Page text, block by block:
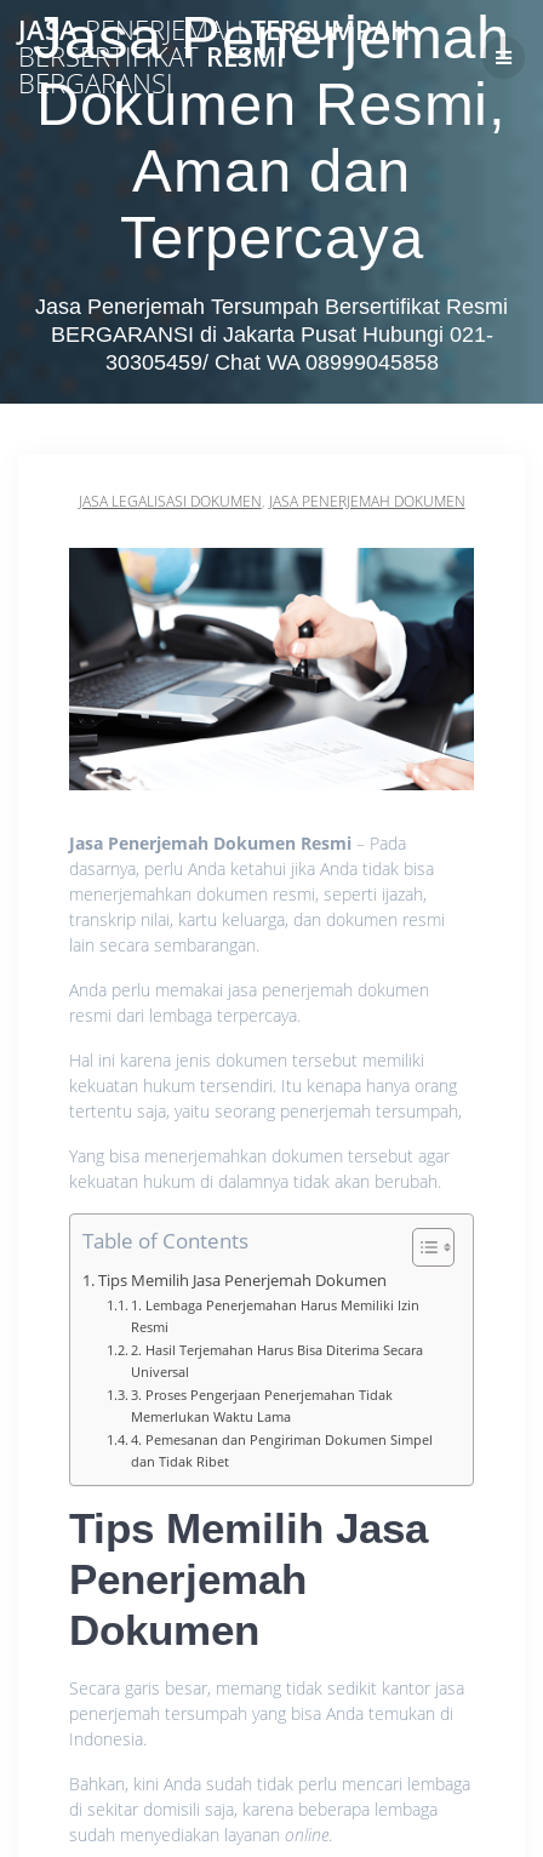
to
content
JASAPENERJEMAHTERSUMPAH
BERSERTIFIKAT RESMI
BERGARANSI
Jasa Penerjemah
Dokumen Resmi,
Aman dan
Terpercaya
Jasa Penerjemah Tersumpah Bersertifikat Resmi
BERGARANSI di Jakarta Pusat Hubungi 021-
30305459/ Chat WA 08999045858
JASA LEGALISASI DOKUMEN, JASA PENERJEMAH DOKUMEN
Jasa Penerjemah Dokumen Resmi – Pada
dasarnya, perlu Anda ketahui jika Anda tidak bisa
menerjemahkan dokumen resmi, seperti ijazah,
transkrip nilai, kartu keluarga, dan dokumen resmi
lain secara sembarangan.
Anda perlu memakai jasa penerjemah dokumen
resmi dari lembaga terpercaya.
Hal ini karena jenis dokumen tersebut memiliki
kekuatan hukum tersendiri. Itu kenapa hanya orang
tertentu saja, yaitu seorang penerjemah tersumpah,
Yang bisa menerjemahkan dokumen tersebut agar
kekuatan hukum di dalamnya tidak akan berubah.
Table of Contents
Tips Memilih Jasa Penerjemah Dokumen
1. Lembaga Penerjemahan Harus Memiliki Izin
Resmi
2. Hasil Terjemahan Harus Bisa Diterima Secara
Universal
3. Proses Pengerjaan Penerjemahan Tidak
Memerlukan Waktu Lama
4. Pemesanan dan Pengiriman Dokumen Simpel
dan Tidak Ribet
Tips Memilih Jasa
Penerjemah
Dokumen
Secara garis besar, memang tidak sedikit kantor jasa
penerjemah tersumpah yang bisa Anda temukan di
Indonesia.
Bahkan, kini Anda sudah tidak perlu mencari lembaga
di sekitar domisili saja, karena beberapa lembaga
sudah menyediakan layanan online.